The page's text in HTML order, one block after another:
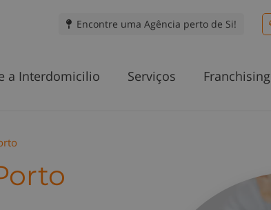
Encontre uma Agência perto de Si!
a Interdomicilio Serviços Franchising